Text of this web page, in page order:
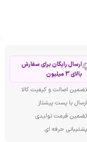
ارسال رایگان برای سفارش
بالای 3 میلیون
تضمین اصالت و کیفیت کالا
ارسال با پست پیشتاز
تضمین قیمت تولیدی
پشتیبانی حرفه ای